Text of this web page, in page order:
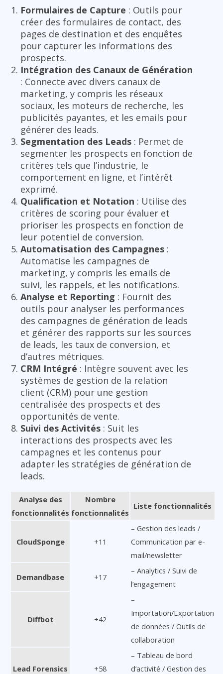
Formulaires de Capture : Outils pour
créer des formulaires de contact, des
pages de destination et des enquêtes
pour capturer les informations des
prospects.
Intégration des Canaux de Génération
: Connecte avec divers canaux de
marketing, y compris les réseaux
sociaux, les moteurs de recherche, les
publicités payantes, et les emails pour
générer des leads.
Segmentation des Leads : Permet de
segmenter les prospects en fonction de
critères tels que l’industrie, le
comportement en ligne, et l’intérêt
exprimé.
Qualification et Notation : Utilise des
critères de scoring pour évaluer et
prioriser les prospects en fonction de
leur potentiel de conversion.
Automatisation des Campagnes :
Automatise les campagnes de
marketing, y compris les emails de
suivi, les rappels, et les notifications.
Analyse et Reporting : Fournit des
outils pour analyser les performances
des campagnes de génération de leads
et générer des rapports sur les sources
de leads, les taux de conversion, et
d’autres métriques.
CRM Intégré : Intègre souvent avec les
systèmes de gestion de la relation
client (CRM) pour une gestion
centralisée des prospects et des
opportunités de vente.
Suivi des Activités : Suit les
interactions des prospects avec les
campagnes et les contenus pour
adapter les stratégies de génération de
leads.
Analyse des
fonctionnalités
Nombre
fonctionnalités
Liste fonctionnalités
CloudSponge +11
– Gestion des leads /
Communication par e-
mail/newsletter
Demandbase +17
– Analytics / Suivi de
l’engagement
Diffbot +42
–
Importation/Exportation
de données / Outils de
collaboration
Lead Forensics +58
– Tableau de bord
d’activité / Gestion des